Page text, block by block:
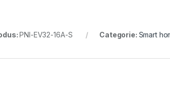
PNI-EV32-16A-S Categorie: Smart